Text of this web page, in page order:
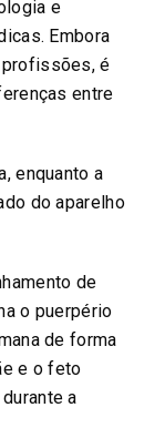
e
Embora
é
entre
enquanto a
do aparelho
de
o puerpério
de forma
e o feto
a